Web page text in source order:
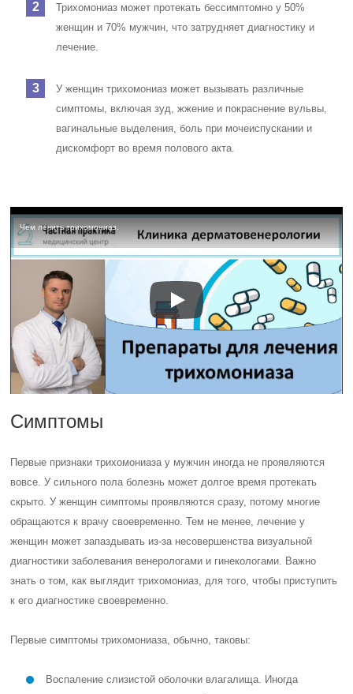
Трихомониаз может протекать бессимптомно у 50%
женщин и 70% мужчин, что затрудняет диагностику и
лечение.
У женщин трихомониаз может вызывать различные
симптомы, включая зуд, жжение и покраснение вульвы,
вагинальные выделения, боль при мочеиспускании и
дискомфорт во время полового акта.
Чем лечить трихомониаз.
Симптомы
Первые признаки трихомониаза у мужчин иногда не проявляются
вовсе. У сильного пола болезнь может долгое время протекать
скрыто. У женщин симптомы проявляются сразу, потому многие
обращаются к врачу своевременно. Тем не менее, лечение у
женщин может запаздывать из-за несовершенства визуальной
диагностики заболевания венерологами и гинекологами. Важно
знать о том, как выглядит трихомониаз, для того, чтобы приступить
к его диагностике своевременно.
Первые симптомы трихомониаза, обычно, таковы:
Воспаление слизистой оболочки влагалища. Иногда